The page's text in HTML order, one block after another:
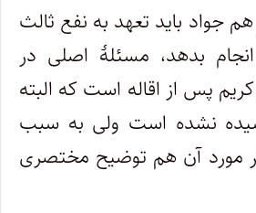
جواد باید تعهد به نفع ثالث
بدهد، مسئلۀ اصلی در
پس از اقاله است که البته
نشده است ولی به سبب
مورد آن هم توضیح مختصری